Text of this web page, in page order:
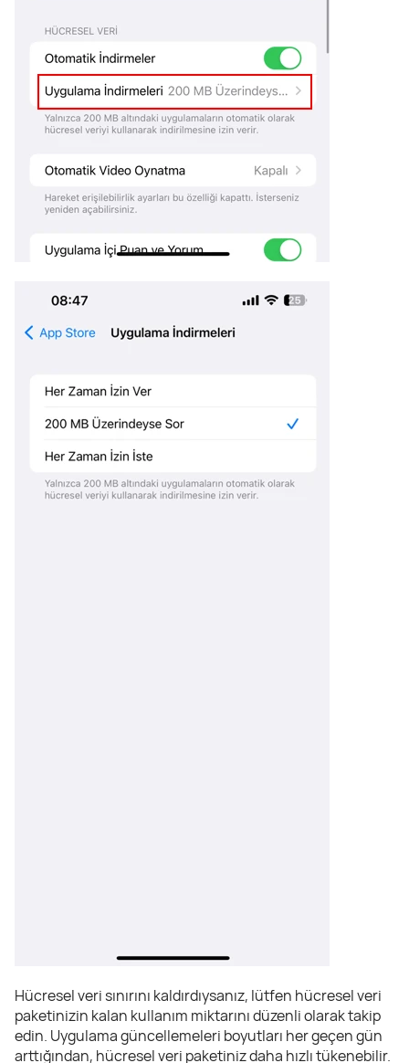
Hücresel veri sınırını kaldırdıysanız, lütfen hücresel veri
paketinizin kalan kullanım miktarını düzenli olarak takip
edin. Uygulama güncellemeleri boyutları her geçen gün
arttığından, hücresel veri paketiniz daha hızlı tükenebilir.